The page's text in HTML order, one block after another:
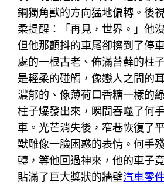
銅獨角獸的方向猛地偏轉。後
柔提醒：「再見，世界。」他
但他那顫抖的車尾卻擦到了停
處的一根古老、佈滿苔蘚的柱
是輕柔的碰觸，像戀人之間的
濃郁的、像薄荷口香糖一樣的
柱子爆發出來，瞬間吞噬了何
車。光芒消失後，窄巷恢復了
獸雕像一臉困惑的表情。何手
轉，等他回過神來，他的車子
貼滿了巨大獎狀的牆壁汽車零